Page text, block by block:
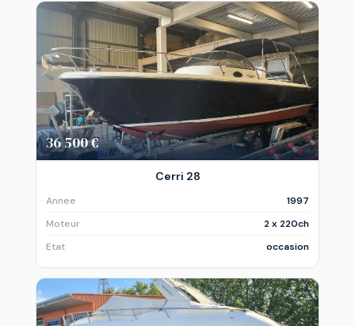
36 500 €
Cerri 28
Annee
1997
Moteur
2 x 220ch
Etat
occasion